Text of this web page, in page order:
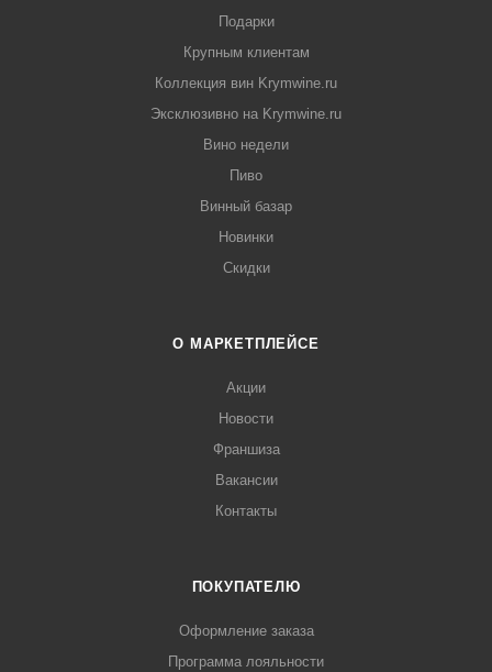
Подарки
Крупным клиентам
Коллекция вин Krymwine.ru
Эксклюзивно на Krymwine.ru
Вино недели
Пиво
Винный базар
Новинки
Скидки
О МАРКЕТПЛЕЙСЕ
Акции
Новости
Франшиза
Вакансии
Контакты
ПОКУПАТЕЛЮ
Оформление заказа
Программа лояльности